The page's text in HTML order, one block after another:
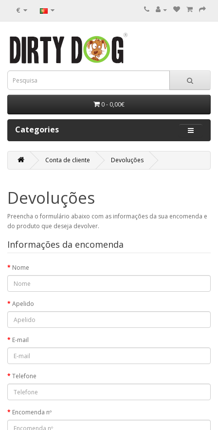
€
0 - 0,00€
Categories
Conta de cliente Devoluções
Devoluções
Preencha o formulário abaixo com as informações da sua encomenda e
do produto que deseja devolver.
Informações da encomenda
Nome
Apelido
E-mail
Telefone
Encomenda nº